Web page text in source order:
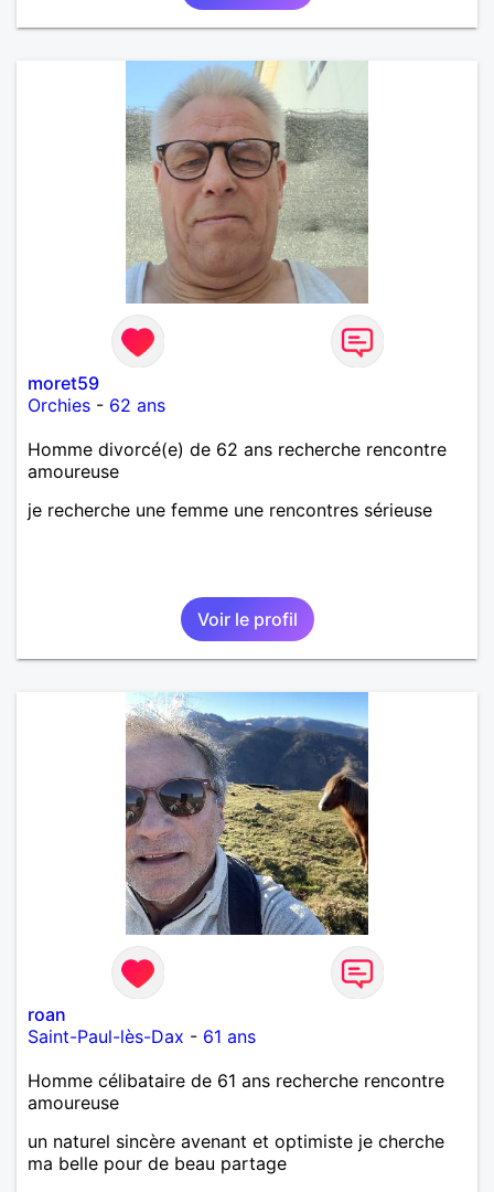
moret59
Orchies - 62 ans
Homme divorcé(e) de 62 ans recherche rencontre
amoureuse
je recherche une femme une rencontres sérieuse
Voir le profil
roan
Saint-Paul-lès-Dax - 61 ans
Homme célibataire de 61 ans recherche rencontre
amoureuse
un naturel sincère avenant et optimiste je cherche
ma belle pour de beau partage